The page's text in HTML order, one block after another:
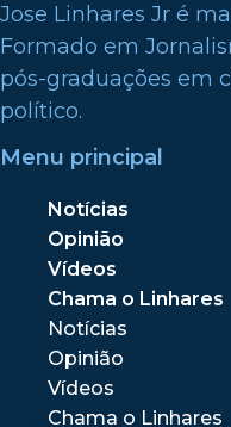
Jose Linhares Jr é
Formado em
pós-graduações em
político.
Menu principal
Notícias
Opinião
Vídeos
Chama o Linhares
Notícias
Opinião
Vídeos
Chama o Linhares